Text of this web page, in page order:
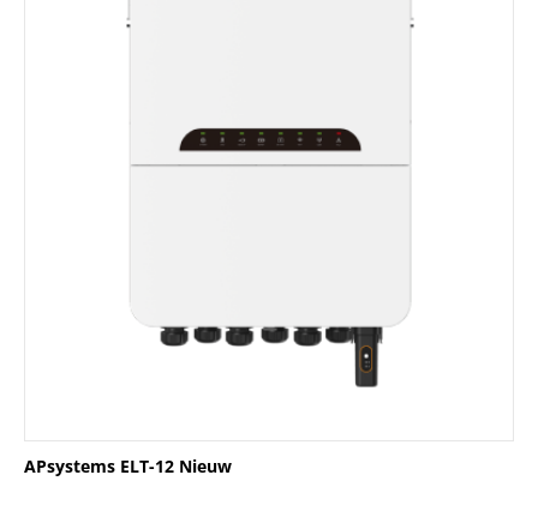
APsystems ELT-12 Nieuw